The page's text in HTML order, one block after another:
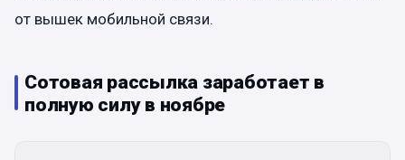
от вышек мобильной связи.
Сотовая рассылка заработает в
полную силу в ноябре